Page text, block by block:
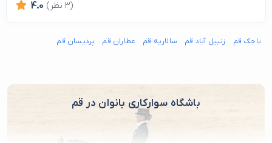
4.0 (3 نظر)
باجک قم زنبیل آباد قم سالاریه قم عطاران قم پردیسان قم
باشگاه سوارکاری بانوان در قم